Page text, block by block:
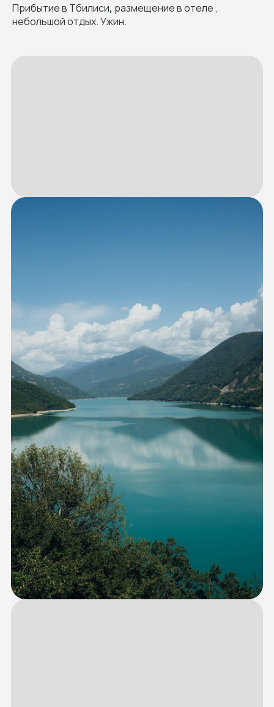
Прибытие в Тбилиси, размещение в отеле ,
небольшой отдых. Ужин.